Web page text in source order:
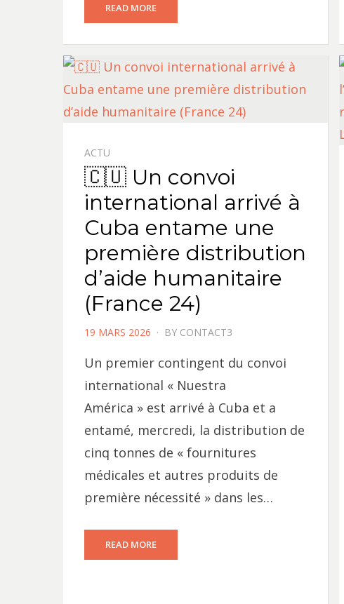
READ MORE
ACTU
🇨🇺 Un convoi
international arrivé à
Cuba entame une
première distribution
d’aide humanitaire
(France 24)
POSTED
19 MARS 2026 BY CONTACT3
Un premier contingent du convoi
international « Nuestra
América » est arrivé à Cuba et a
entamé, mercredi, la distribution de
cinq tonnes de « fournitures
médicales et autres produits de
première nécessité » dans les…
READ MORE